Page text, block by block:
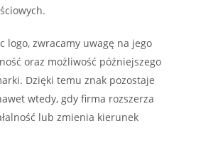
logo, zwracamy uwagę na jego
oraz możliwość późniejszego
Dzięki temu znak pozostaje
wtedy, gdy firma rozszerza
lub zmienia kierunek